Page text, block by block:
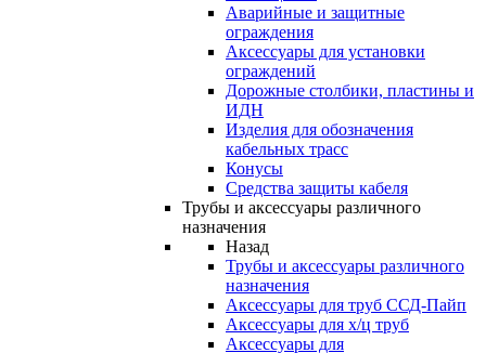
Аварийные и защитные
ограждения
Аксессуары для установки
ограждений
Дорожные столбики, пластины и
ИДН
Изделия для обозначения
кабельных трасс
Конусы
Средства защиты кабеля
Трубы и аксессуары различного
назначения
Назад
Трубы и аксессуары различного
назначения
Аксессуары для труб ССД-Пайп
Аксессуары для х/ц труб
Аксессуары для